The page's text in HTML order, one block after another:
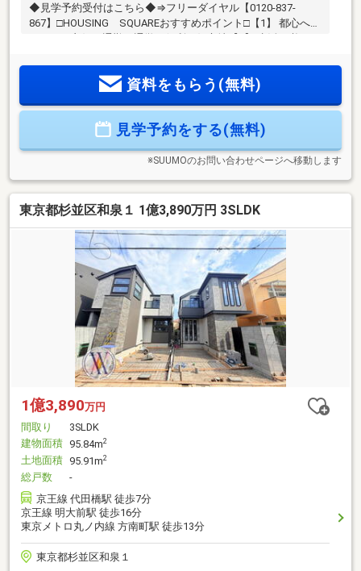
◆見学予約受付はこちら◆⇒フリーダイヤル【0120‐837‐
867】□HOUSING SQUAREおすすめポイント□【1】 都心への
アクセス良好で通勤・通学に便利な好立地【2】 生活に必要な
街【4】 22帖超の広々LDK【5】 3つのウォークインクローゼ
ットやパントリー等豊富な収納◆現地見学会・随時開催◆物
分からないもの！ぜひご自身の目でお確かめください！※詳し
い資料のご請求・物件見学のご依頼はページ【資料請求す
資料をもらう(無料)
見学予約をする(無料)
※SUUMOのお問い合わせページへ移動します
東京都杉並区和泉１ 1億3,890万円 3SLDK
1億3,890万円
間取り
3SLDK
建物面積 95.84m2
土地面積 95.91m2
総戸数
-
京王線 代田橋駅 徒歩7分
京王線 明大前駅 徒歩16分
東京メトロ丸ノ内線 方南町駅 徒歩13分
東京都杉並区和泉１